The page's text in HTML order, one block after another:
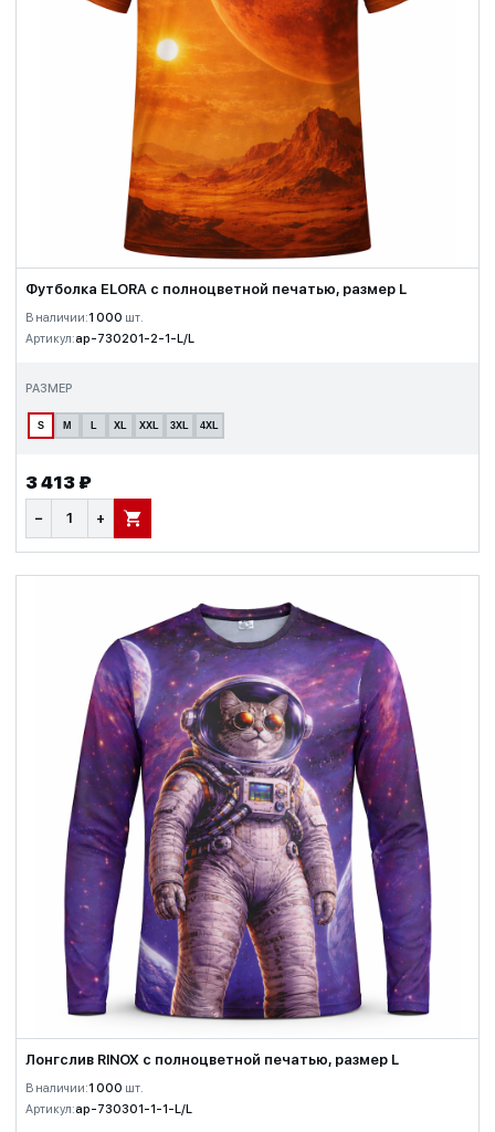
Футболка ELORA с полноцветной печатью, размер L
В наличии:1 000 шт.
Артикул:ap-730201-2-1-L/L
РАЗМЕР
S M XL XXL 3XL 4XL
3 413 ₽
− + В КОРЗИНУ
Лонгслив RINOX с полноцветной печатью, размер L
В наличии:1 000 шт.
Артикул:ap-730301-1-1-L/L